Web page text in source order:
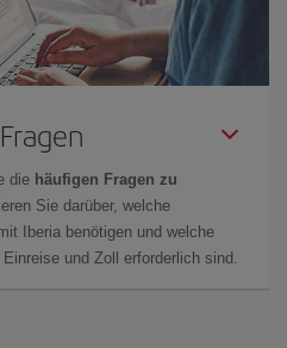
die häufigen Fragen zu
Sie darüber, welche
Iberia benötigen und welche
und Zoll erforderlich sind.